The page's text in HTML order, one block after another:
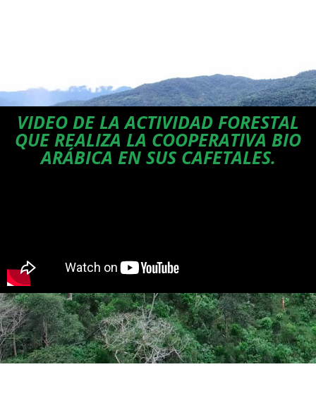
VIDEO DE LA ACTIVIDAD FORESTAL
QUE REALIZA LA COOPERATIVA BIO
ARÁBICA EN SUS CAFETALES.